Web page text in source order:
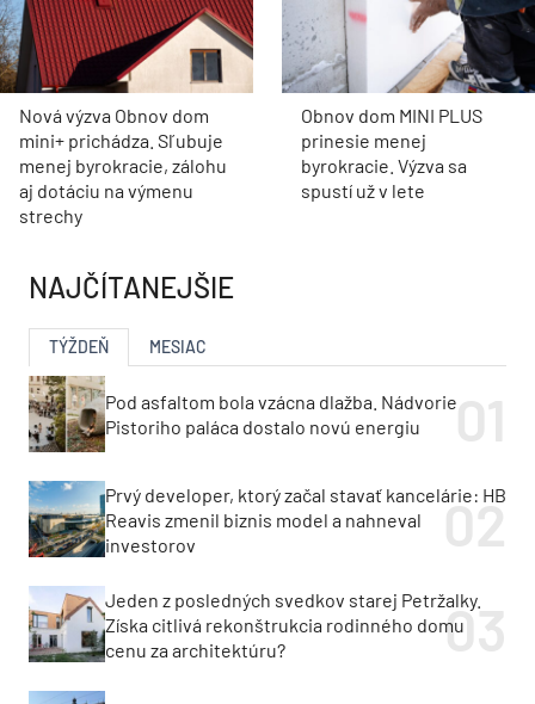
Nová výzva Obnov dom
mini+ prichádza. Sľubuje
menej byrokracie, zálohu
aj dotáciu na výmenu
strechy
Obnov dom MINI PLUS
prinesie menej
byrokracie. Výzva sa
spustí už v lete
NAJČÍTANEJŠIE
TÝŽDEŇ MESIAC
Pod asfaltom bola vzácna dlažba. Nádvorie
Pistoriho paláca dostalo novú energiu
Prvý developer, ktorý začal stavať kancelárie: HB
Reavis zmenil biznis model a nahneval
investorov
Jeden z posledných svedkov starej Petržalky.
Získa citlivá rekonštrukcia rodinného domu
cenu za architektúru?